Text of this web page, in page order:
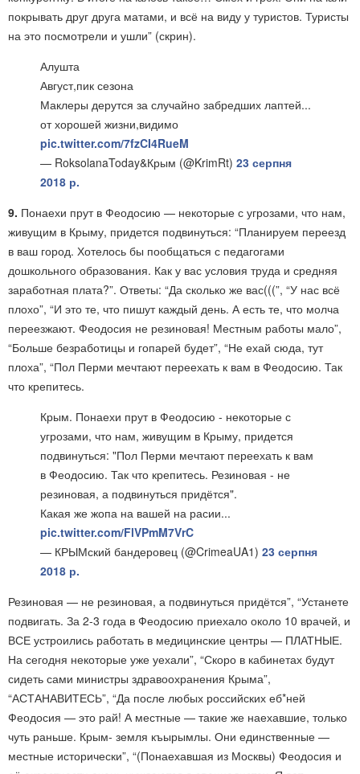
покрывать друг друга матами, и всё на виду у туристов. Туристы
на это посмотрели и ушли” (скрин).
Алушта
Август,пик сезона
Маклеры дерутся за случайно забредших лаптей...
от хорошей жизни,видимо
pic.twitter.com/7fzCI4RueM
— RoksolanaToday&Крым (@KrimRt) 23 серпня
2018 р.
9. Понаехи прут в Феодосию — некоторые с угрозами, что нам,
живущим в Крыму, придется подвинуться: “Планируем переезд
в ваш город. Хотелось бы пообщаться с педагогами
дошкольного образования. Как у вас условия труда и средняя
заработная плата?”. Ответы: “Да сколько же вас(((”, “У нас всё
плохо”, “И это те, что пишут каждый день. А есть те, что молча
переезжают. Феодосия не резиновая! Местным работы мало”,
“Больше безработицы и гопарей будет”, “Не ехай сюда, тут
плоха”, “Пол Перми мечтают переехать к вам в Феодосию. Так
что крепитесь.
Крым. Понаехи прут в Феодосию - некоторые с
угрозами, что нам, живущим в Крыму, придется
подвинуться: "Пол Перми мечтают переехать к вам
в Феодосию. Так что крепитесь. Резиновая - не
резиновая, а подвинуться придётся".
Какая же жопа на вашей на расии...
pic.twitter.com/FlVPmM7VrC
— КРЫМский бандеровец (@CrimeaUA1) 23 серпня
2018 р.
Резиновая — не резиновая, а подвинуться придётся”, “Устанете
подвигать. За 2-3 года в Феодосию приехало около 10 врачей, и
ВСЕ устроились работать в медицинские центры — ПЛАТНЫЕ.
На сегодня некоторые уже уехали”, “Скоро в кабинетах будут
сидеть сами министры здравоохранения Крыма”,
“АСТАНАВИТЕСЬ”, “Да после любых российских еб*ней
Феодосия — это рай! А местные — такие же наехавшие, только
чуть раньше. Крым- земля къырымлы. Они единственные —
местные исторически”, “(Понаехавшая из Москвы) Феодосия и